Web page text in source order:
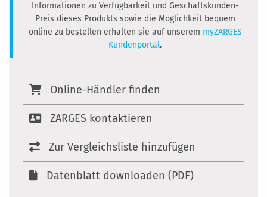
Informationen zu Verfügbarkeit und Geschäftskunden-
Preis dieses Produkts sowie die Möglichkeit bequem
online zu bestellen erhalten sie auf unserem myZARGES
Kundenportal.
Online-Händler finden
ZARGES kontaktieren
Zur Vergleichsliste hinzufügen
Datenblatt downloaden (PDF)